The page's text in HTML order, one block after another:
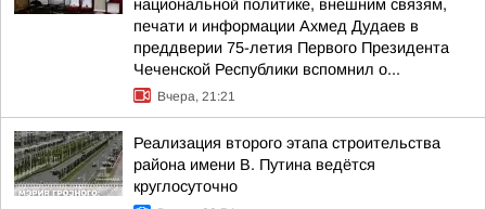
национальной политике, внешним связям,
печати и информации Ахмед Дудаев в
преддверии 75-летия Первого Президента
Чеченской Республики вспомнил о...
Вчера, 21:21
Реализация второго этапа строительства
района имени В. Путина ведётся
круглосуточно